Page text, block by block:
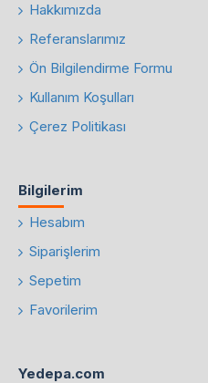
Hakkımızda
Referanslarımız
Ön Bilgilendirme Formu
Kullanım Koşulları
Çerez Politikası
Bilgilerim
Hesabım
Siparişlerim
Sepetim
Favorilerim
Yedepa.com